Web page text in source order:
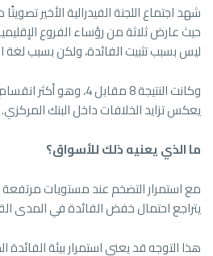
شهد اجتماع اللجنة الفيدرالية الأخير
حيث عارض ثلاثة من رؤساء الفروع الإقليمية
ليس بسبب تثبيت الفائدة، ولكن بسبب لغة
يعكس تزايد الخلافات داخل البنك المركزي.
ما الذي يعنيه ذلك للأسواق؟
مع استمرار التضخم عند مستويات
يتراجع احتمال خفض الفائدة في المدى
هذا التوجه قد يعني استمرار بيئة الفائدة